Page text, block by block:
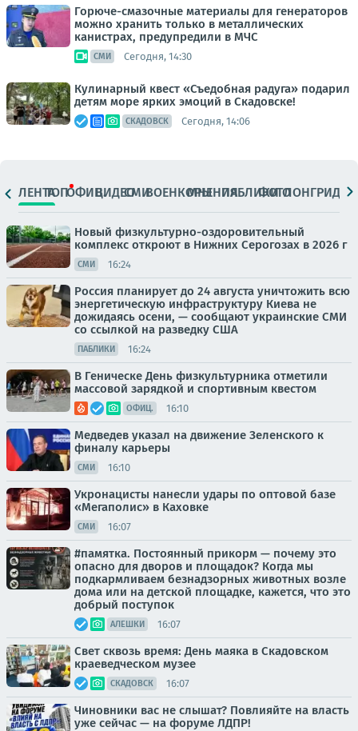
Горюче-смазочные материалы для генераторов
можно хранить только в металлических
канистрах, предупредили в МЧС
СМИ Сегодня, 14:30
Кулинарный квест «Съедобная радуга» подарил
детям море ярких эмоций в Скадовске!
СКАДОВСК Сегодня, 14:06
ЛЕНТАТОПОФИЦ.ВИДЕОСМИВОЕНКОРЫМНЕНИЯПАБЛИКИ
ФОТОЛОНГРИДЫ
Новый физкультурно-оздоровительный
комплекс откроют в Нижних Серогозах в 2026 г
СМИ 16:24
Россия планирует до 24 августа уничтожить всю
энергетическую инфраструктуру Киева не
дожидаясь осени, — сообщают украинские СМИ
со ссылкой на разведку США
ПАБЛИКИ 16:24
В Геническе День физкультурника отметили
массовой зарядкой и спортивным квестом
ОФИЦ. 16:10
Медведев указал на движение Зеленского к
финалу карьеры
СМИ 16:10
Укронацисты нанесли удары по оптовой базе
«Мегаполис» в Каховке
СМИ 16:07
#памятка. Постоянный прикорм — почему это
опасно для дворов и площадок? Когда мы
подкармливаем безнадзорных животных возле
дома или на детской площадке, кажется, что это
добрый поступок
АЛЕШКИ 16:07
Свет сквозь время: День маяка в Скадовском
краеведческом музее
СКАДОВСК 16:07
Чиновники вас не слышат? Повлияйте на власть
уже сейчас — на форуме ЛДПР!